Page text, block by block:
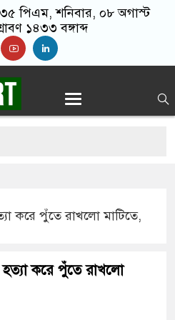
পিএম, শনিবার, ০৮ অগাস্ট
১৪৩৩ বঙ্গাব্দ
নিঃস্ব কৃষক
প্রশ্ন জামায়াত
করে পুঁতে রাখলো মাটিতে,
করে পুঁতে রাখলো